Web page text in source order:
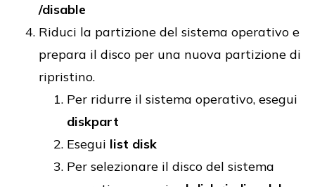
/disable
Riduci la partizione del sistema operativo e
prepara il disco per una nuova partizione di
ripristino.
Per ridurre il sistema operativo, esegui
diskpart
Esegui list disk
Per selezionare il disco del sistema